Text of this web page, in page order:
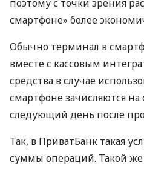
поэтому с точки зрения
смартфоне» более
Обычно терминал в
вместе с кассовым
средства в случае
смартфоне зачисляются на
следующий день после
Так, в ПриватБанк такая
суммы операций. Такой